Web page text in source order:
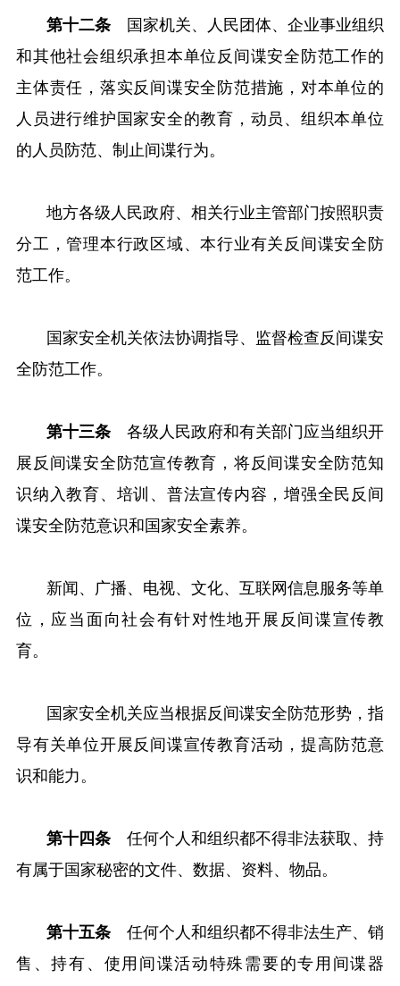
第十二条 国家机关、人民团体、企业事业组织
和其他社会组织承担本单位反间谍安全防范工作的
主体责任，落实反间谍安全防范措施，对本单位的
人员进行维护国家安全的教育，动员、组织本单位
的人员防范、制止间谍行为。
地方各级人民政府、相关行业主管部门按照职责
分工，管理本行政区域、本行业有关反间谍安全防
范工作。
国家安全机关依法协调指导、监督检查反间谍安
全防范工作。
第十三条 各级人民政府和有关部门应当组织开
展反间谍安全防范宣传教育，将反间谍安全防范知
识纳入教育、培训、普法宣传内容，增强全民反间
谍安全防范意识和国家安全素养。
新闻、广播、电视、文化、互联网信息服务等单
位，应当面向社会有针对性地开展反间谍宣传教
育。
国家安全机关应当根据反间谍安全防范形势，指
导有关单位开展反间谍宣传教育活动，提高防范意
识和能力。
第十四条 任何个人和组织都不得非法获取、持
有属于国家秘密的文件、数据、资料、物品。
第十五条 任何个人和组织都不得非法生产、销
售、持有、使用间谍活动特殊需要的专用间谍器